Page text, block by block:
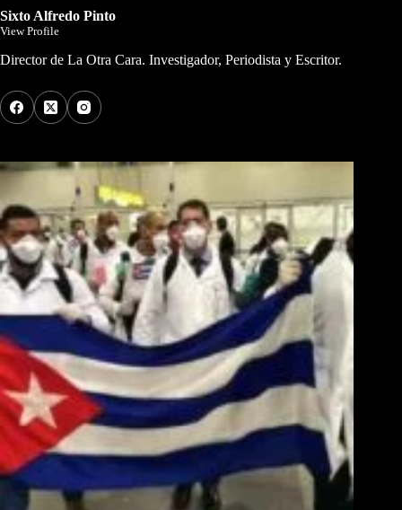
Sixto Alfredo Pinto
View Profile
Director de La Otra Cara. Investigador, Periodista y Escritor.